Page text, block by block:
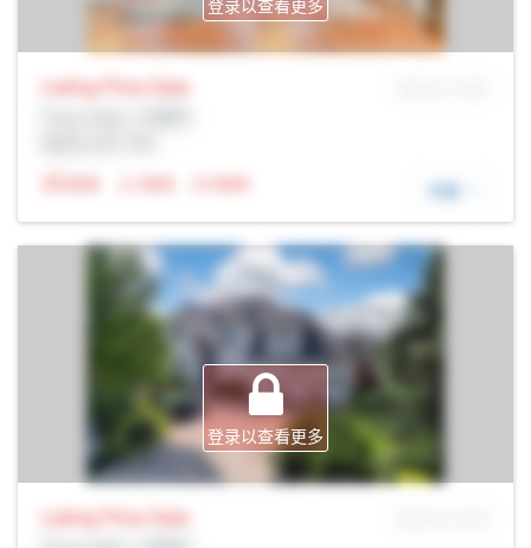
登录以查看更多
Listing Price Sale
N/A
N/A N/A 详细
登录以查看更多
Listing Price Sale